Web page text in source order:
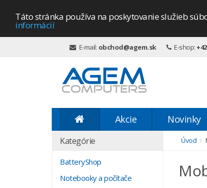
Táto stránka používa na poskytovanie služieb
informácií
E-mail: obchod@agem.sk E-shop:
Akcie Novinky
Kategórie
BatteryShop
Notebooky a počítače
Úvod